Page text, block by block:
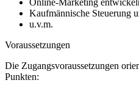
Kaufmännische Steuerung
u.v.m.
Voraussetzungen
Die Zugangsvoraussetzungen
Punkten: